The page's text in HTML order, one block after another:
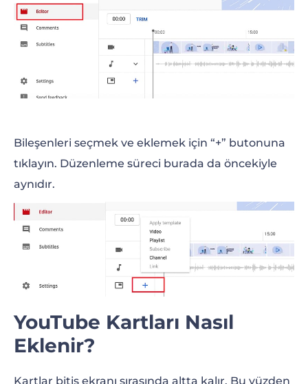
Bileşenleri seçmek ve eklemek için “+” butonuna
tıklayın. Düzenleme süreci burada da öncekiyle
aynıdır.
YouTube Kartları Nasıl
Eklenir?
Kartlar bitiş ekranı sırasında altta kalır. Bu yüzden